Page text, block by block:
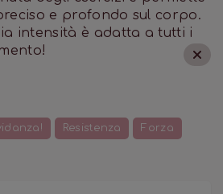
e profondo sul corpo.
intensità è adatta a tutti i
Resistenza Forza